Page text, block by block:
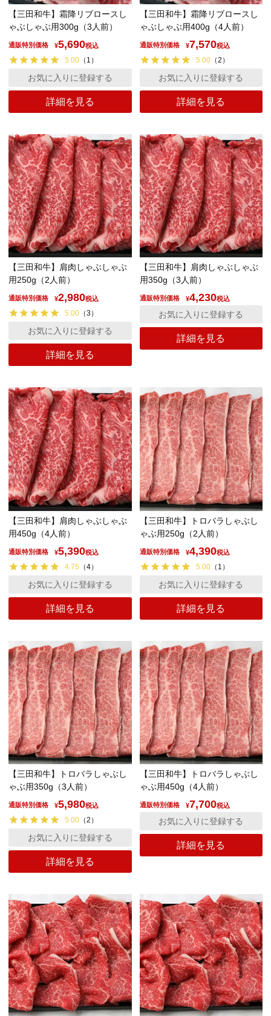
【三田和牛】霜降リブロースし
ゃぶしゃぶ用300g（3人前）
通販特別価格 ¥5,690税込
5.00 （ 1 ）
詳細を見る
お気に入りに登録する
【三田和牛】霜降リブロースし
ゃぶしゃぶ用400g（4人前）
通販特別価格 ¥7,570税込
5.00（2 ）
詳細を見る
お気に入りに登録する
【三田和牛】肩肉しゃぶしゃぶ
用250g（2人前）
通販特別価格 ¥2,980税込
5.00 （3 ）
詳細を見る
お気に入りに登録する
【三田和牛】肩肉しゃぶしゃぶ
用350g（3人前）
通販特別価格 ¥4,230税込
詳細を見る
お気に入りに登録する
【三田和牛】肩肉しゃぶしゃぶ
用450g（4人前）
通販特別価格 ¥5,390税込
4.75 （4）
詳細を見る
お気に入りに登録する
【三田和牛】トロバラしゃぶし
ゃぶ用250g（2人前）
通販特別価格 ¥4,390税込
5.00（ 1 ）
詳細を見る
お気に入りに登録する
【三田和牛】トロバラしゃぶし
ゃぶ用350g（3人前）
通販特別価格 ¥5,980税込
5.00 （2 ）
詳細を見る
お気に入りに登録する
【三田和牛】トロバラしゃぶし
ゃぶ用450g（4人前）
通販特別価格 ¥7,700税込
詳細を見る
お気に入りに登録する